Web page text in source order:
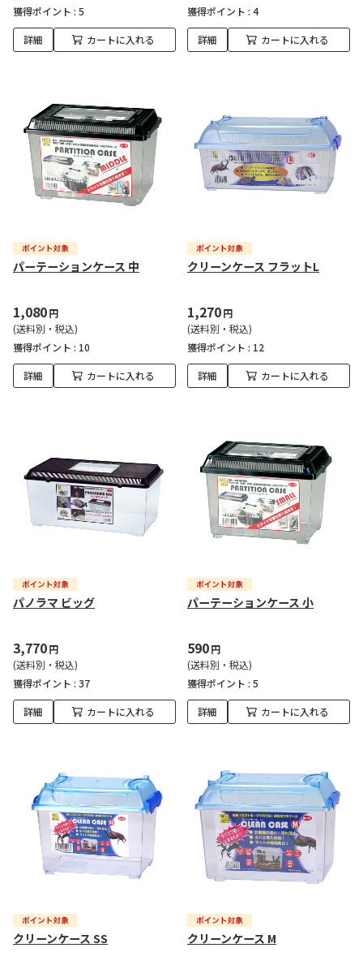
獲得ポイント : 5
詳細 カートに入れる
獲得ポイント : 4
詳細 カートに入れる
パーテーションケース 中
1,080円
(送料別・税込)
獲得ポイント : 10
詳細 カートに入れる
クリーンケース フラットL
1,270円
(送料別・税込)
獲得ポイント : 12
詳細 カートに入れる
パノラマ ビッグ
3,770円
(送料別・税込)
獲得ポイント : 37
詳細 カートに入れる
パーテーションケース 小
590円
(送料別・税込)
獲得ポイント : 5
詳細 カートに入れる
クリーンケース SS クリーンケース M